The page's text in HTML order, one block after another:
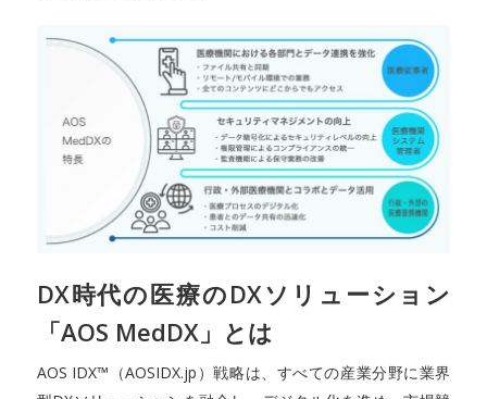
DX時代の医療のDXソリューション
「AOS MedDX」とは
AOS IDX™（AOSIDX.jp）戦略は、すべての産業分野に業界